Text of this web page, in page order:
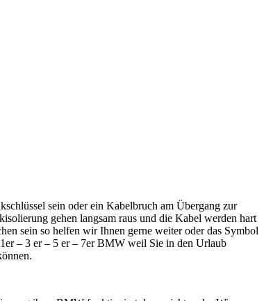
sein oder ein Kabelbruch am Übergang zur
gehen langsam raus und die Kabel werden hart
sein so helfen wir Ihnen gerne weiter oder das Symbol
– 3 er – 5 er – 7er BMW weil Sie in den Urlaub